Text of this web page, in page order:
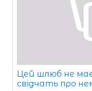
Цей шлюб не
свідчать про